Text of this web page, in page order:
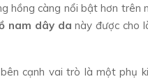
hồng càng nổi bật hơn trên
nam dây danày được cho
cạnh vai trò là một phụ